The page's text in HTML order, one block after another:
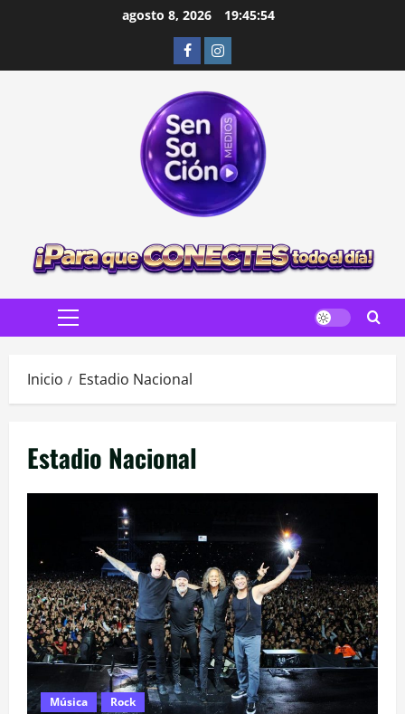
agosto 8, 2026 19:45:55
FacebookInstagram
Menú
Inicio Estadio Nacional
Estadio Nacional
Música Rock